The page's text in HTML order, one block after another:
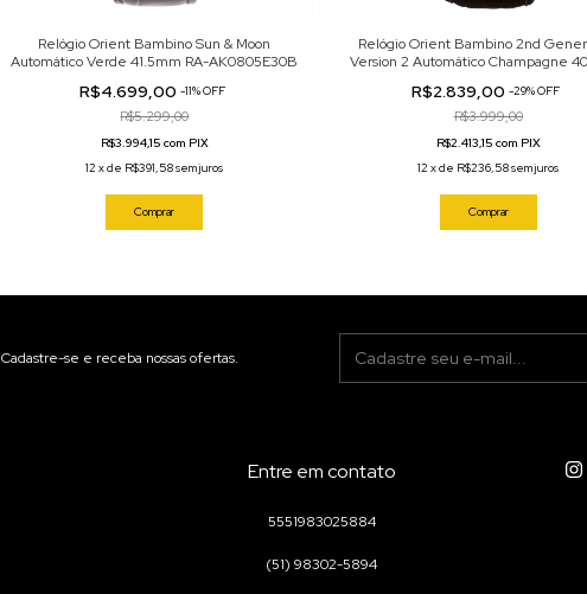
Relógio Orient Bambino Sun & Moon
Automático Verde 41.5mm RA-AK0805E30B
R$4.699,00 -11%OFF
R$5.299,00
R$3.994,15 com PIX
12 xde R$391,58sem juros
Comprar
Relógio Orient Bambino 2nd
Version 2 Automático Champagne
R$2.839,00-29%OFF
R$3.999,00
R$2.413,15 com PIX
12 xde R$236,58sem juros
Comprar
Cadastre-se e receba nossas ofertas.
Entre em contato
5551983025884
(51) 98302-5894